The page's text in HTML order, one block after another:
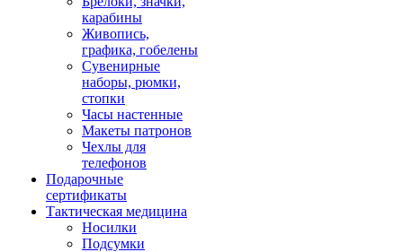
карабины
Живопись,
графика, гобелены
Сувенирные
наборы, рюмки,
стопки
Часы настенные
Макеты патронов
Чехлы для
телефонов
Подарочные
сертификаты
Тактическая медицина
Носилки
Подсумки